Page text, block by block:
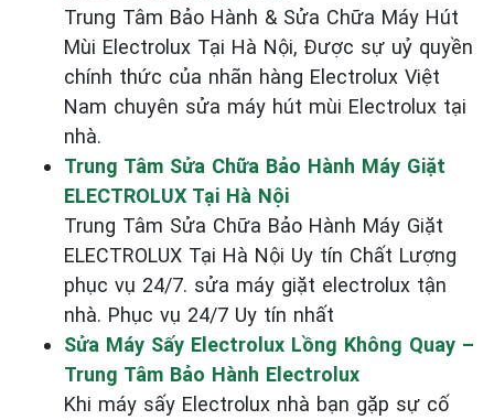
Trung Tâm Bảo Hành & Sửa Chữa Máy Hút
Mùi Electrolux Tại Hà Nội, Được sự uỷ quyền
chính thức của nhãn hàng Electrolux Việt
Nam chuyên sửa máy hút mùi Electrolux tại
nhà.
Trung Tâm Sửa Chữa Bảo Hành Máy Giặt
ELECTROLUX Tại Hà Nội
Trung Tâm Sửa Chữa Bảo Hành Máy Giặt
ELECTROLUX Tại Hà Nội Uy tín Chất Lượng
phục vụ 24/7. sửa máy giặt electrolux tận
nhà. Phục vụ 24/7 Uy tín nhất
Sửa Máy Sấy Electrolux Lồng Không Quay –
Trung Tâm Bảo Hành Electrolux
Khi máy sấy Electrolux nhà bạn gặp sự cố